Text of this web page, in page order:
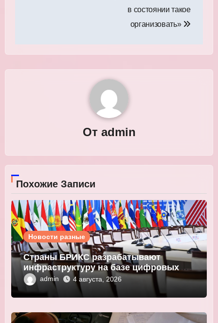
в состоянии такое
организовать»
От admin
Похожие Записи
Новости разные
Страны БРИКС разрабатывают
инфраструктуру на базе цифровых
валют центробанков
admin 4 августа, 2026